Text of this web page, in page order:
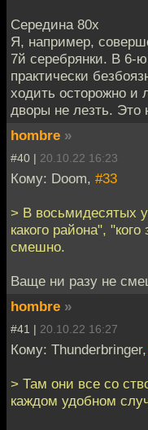
Середина 80х
Я, например,
7й серебрянки. В 6-
практически
ходить осторожно
дворы не лезть. Это
hombre »
#40 | 20.10.22 16:23
Кому: Doom, #33
> В восьмидесятых
какого района",
смешно.
Ваще ни разу не
hombre »
#41 | 20.10.22 16:27
Кому: Thunderbringer,
> Там они все со
каждом удобном